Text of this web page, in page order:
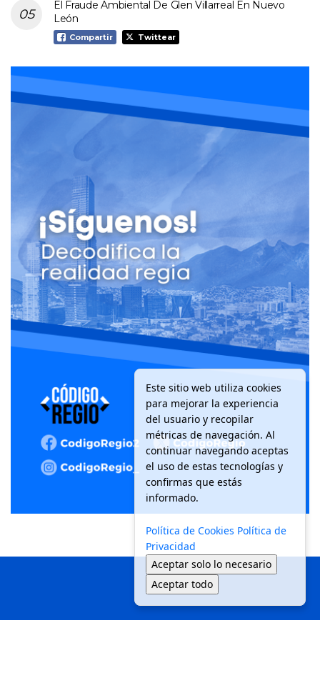
El Fraude Ambiental De Glen Villarreal En Nuevo
León
Compartir Twittear
Este sitio web utiliza cookies
para mejorar la experiencia
del usuario y recopilar
métricas de navegación. Al
continuar navegando aceptas
el uso de estas tecnologías y
confirmas que estás
informado.
Política de Cookies Política de
Privacidad
Aceptar solo lo necesario
Aceptar todo